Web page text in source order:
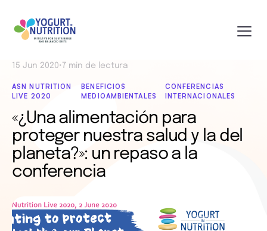
15 Jun 2020• 7 min de lectura
ASN NUTRITION
LIVE 2020
BENEFICIOS
MEDIOAMBIENTALES
CONFERENCIAS
INTERNACIONALES
«¿Una alimentación para
proteger nuestra salud y la del
planeta?»: un repaso a la
conferencia